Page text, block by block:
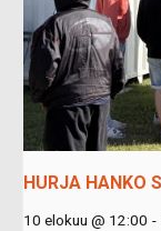
HURJA HANKO
10 elokuu @ 12:00 -